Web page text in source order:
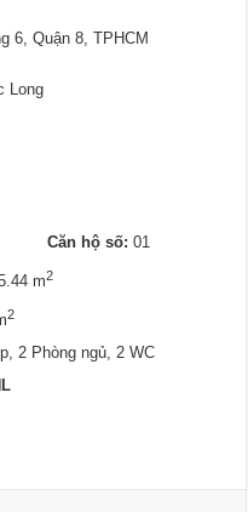
6, Quận 8, TPHCM
Long
Căn hộ số: 01
m2
2
2 Phòng ngủ, 2 WC